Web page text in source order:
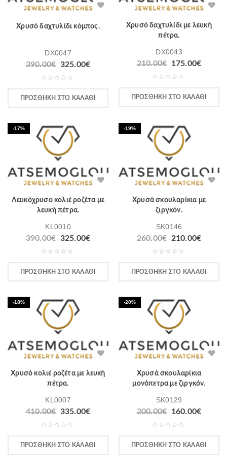
Χρυσό δαχτυλίδι κόμπος.
DX0047
390.00€ 325.00€
ΠΡΟΣΘΉΚΗ ΣΤΟ ΚΑΛΆΘΙ
Χρυσό δαχτυλίδι με λευκή
πέτρα.
DX0043
210.00€ 175.00€
ΠΡΟΣΘΉΚΗ ΣΤΟ ΚΑΛΆΘΙ
-17%
Λευκόχρυσο κολιέ ροζέτα με
λευκή πέτρα.
KL0010
390.00€ 325.00€
ΠΡΟΣΘΉΚΗ ΣΤΟ ΚΑΛΆΘΙ
-19%
Χρυσά σκουλαρίκια με
ζιργκόν.
SK0146
260.00€ 210.00€
ΠΡΟΣΘΉΚΗ ΣΤΟ ΚΑΛΆΘΙ
-18%
Χρυσό κολιέ ροζέτα με λευκή
πέτρα.
KL0007
410.00€ 335.00€
ΠΡΟΣΘΉΚΗ ΣΤΟ ΚΑΛΆΘΙ
-20%
Χρυσά σκουλαρίκια
μονόπετρα με ζιργκόν.
SK0129
200.00€ 160.00€
ΠΡΟΣΘΉΚΗ ΣΤΟ ΚΑΛΆΘΙ